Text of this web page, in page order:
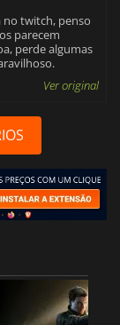
no twitch, penso
parecem
perde algumas
Ver original